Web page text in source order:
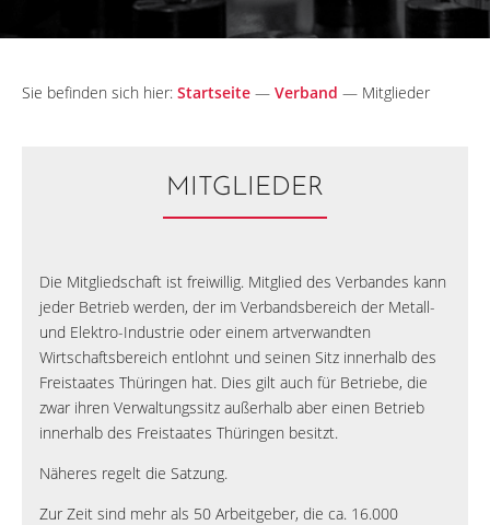
Sie befinden sich hier: Startseite — Verband — Mitglieder
MITGLIEDER
Die Mitgliedschaft ist freiwillig. Mitglied des Verbandes kann
jeder Betrieb werden, der im Verbandsbereich der Metall-
und Elektro-Industrie oder einem artverwandten
Wirtschaftsbereich entlohnt und seinen Sitz innerhalb des
Freistaates Thüringen hat. Dies gilt auch für Betriebe, die
zwar ihren Verwaltungssitz außerhalb aber einen Betrieb
innerhalb des Freistaates Thüringen besitzt.
Näheres regelt die Satzung.
Zur Zeit sind mehr als 50 Arbeitgeber, die ca. 16.000